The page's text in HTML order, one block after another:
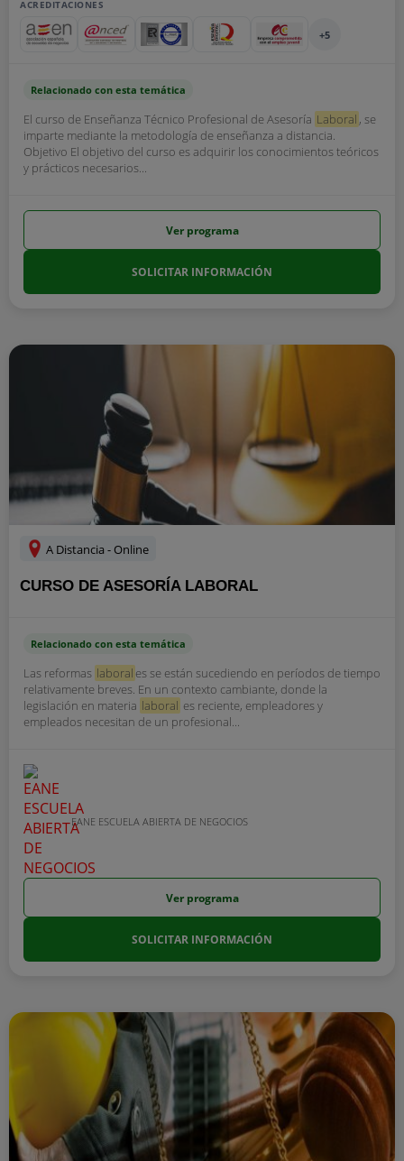
ACREDITACIONES
+5
Relacionado con esta temática
El curso de Enseñanza Técnico Profesional de Asesoría Laboral , se
imparte mediante la metodología de enseñanza a distancia.
Objetivo El objetivo del curso es adquirir los conocimientos teóricos
y prácticos necesarios...
Ver programa
SOLICITAR INFORMACIÓN
A Distancia - Online
CURSO DE ASESORÍA LABORAL
Relacionado con esta temática
Las reformas laboral es se están sucediendo en períodos de tiempo
relativamente breves. En un contexto cambiante, donde la
legislación en materia laboral es reciente, empleadores y
empleados necesitan de un profesional...
EANE ESCUELA ABIERTA DE NEGOCIOS
Ver programa
SOLICITAR INFORMACIÓN